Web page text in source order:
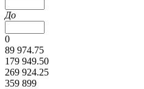
До
0
89 974.75
179 949.50
269 924.25
359 899